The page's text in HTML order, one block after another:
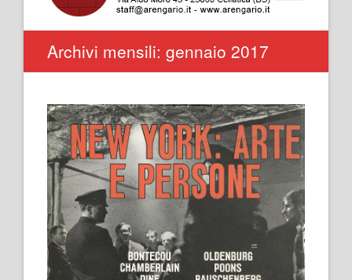
Archivi mensili: gennaio 2017